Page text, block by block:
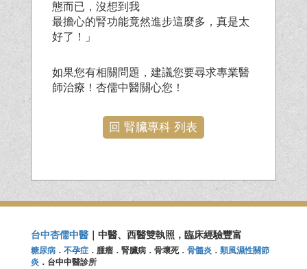
態而已，沒想到我
最擔心的腎功能竟然進步這麼多，真是太
好了！」
如果您有相關問題，建議您要尋求專業醫
師治療！杏儒中醫關心您！
回 腎臟專科 列表
台中杏儒中醫｜中醫、西醫雙執照，臨床經驗豐富
糖尿病． 不孕症．腫瘤．腎臟病．骨壞死． 骨髓炎． 類風濕性關節
炎．台中中醫診所